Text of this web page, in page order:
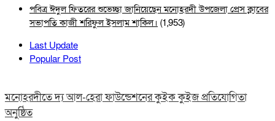
পবিত্র ঈদুল ফিতরের শুভেচ্ছা জানিয়েছেন মনোহরদী উপজেলা প্রেস ক্লাবের
সভাপতি কাজী শরিফুল ইসলাম শাকিল। (1,953)
Last Update
Popular Post
মনোহরদীতে দ্য আল-হেরা ফাউন্ডেশনের কুইক কুইজ প্রতিযোগিতা
অনুষ্ঠিত